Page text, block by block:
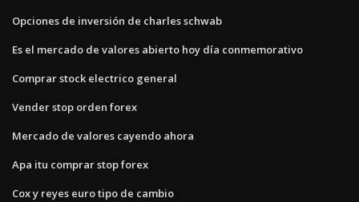
Opciones de inversión de charles schwab
Es el mercado de valores abierto hoy día conmemorativo
Comprar stock electrico general
Vender stop orden forex
Mercado de valores cayendo ahora
Apa itu comprar stop forex
Cox y reyes euro tipo de cambio